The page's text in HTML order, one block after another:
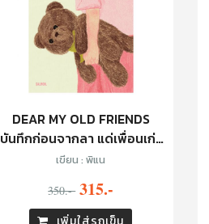
DEAR MY OLD FRIENDS
บันทึกก่อนจากลา แด่เพื่อนเก่า
ของฉัน
เขียน : พิแน
350.- 315.-